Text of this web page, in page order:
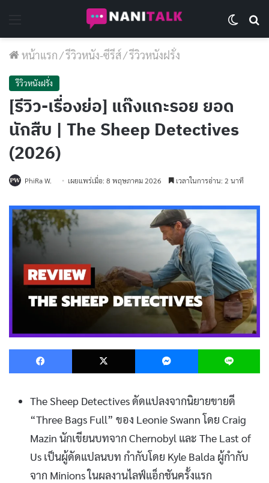
หน้าแรก/รีวิวหนัง-ซีรีส์/รีวิวหนังฝรั่ง
รีวิวหนังฝรั่ง
[รีวิว-เรื่องย่อ] แก๊งแกะรอย ยอด
นักสืบ | The Sheep Detectives
(2026)
PhiRa W. เผยแพร่เมื่อ: 8 พฤษภาคม 2026 เวลาในการอ่าน: 2 นาที
Facebook X Messenger
The Sheep Detectives ดัดแปลงจากนิยายขายดี
“Three Bags Full” ของ Leonie Swann โดย Craig
Mazin นักเขียนบทจาก Chernobyl และ The Last of
Us เป็นผู้ดัดแปลนบท กำกับโดย Kyle Balda ผู้กำกับ
จาก Minions ในผลงานไลฟ์แอ็กชันครั้งแรก